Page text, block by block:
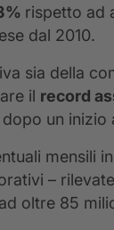
rispetto ad
dal 2010.
sia della
il record
un
mensili
–
oltre 85